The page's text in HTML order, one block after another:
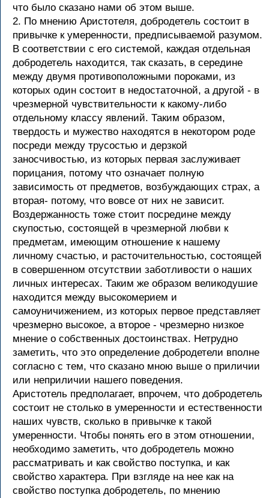
что было сказано нами об этом выше.
2. По мнению Аристотеля, добродетель состоит в
привычке к умеренности, предписываемой разумом.
В соответствии с его системой, каждая отдельная
добродетель находится, так сказать, в середине
между двумя противоположными пороками, из
которых один состоит в недостаточной, а другой - в
чрезмерной чувствительности к какому-либо
отдельному классу явлений. Таким образом,
твердость и мужество находятся в некотором роде
посреди между трусостью и дерзкой
заносчивостью, из которых первая заслуживает
порицания, потому что означает полную
зависимость от предметов, возбуждающих страх, а
вторая- потому, что вовсе от них не зависит.
Воздержанность тоже стоит посредине между
скупостью, состоящей в чрезмерной любви к
предметам, имеющим отношение к нашему
личному счастью, и расточительностью, состоящей
в совершенном отсутствии заботливости о наших
личных интересах. Таким же образом великодушие
находится между высокомерием и
самоуничижением, из которых первое представляет
чрезмерно высокое, а второе - чрезмерно низкое
мнение о собственных достоинствах. Нетрудно
заметить, что это определение добродетели вполне
согласно с тем, что сказано мною выше о приличии
или неприличии нашего поведения.
Аристотель предполагает, впрочем, что добродетель
состоит не столько в умеренности и естественности
наших чувств, сколько в привычке к такой
умеренности. Чтобы понять его в этом отношении,
необходимо заметить, что добродетель можно
рассматривать и как свойство поступка, и как
свойство характера. При взгляде на нее как на
свойство поступка добродетель, по мнению